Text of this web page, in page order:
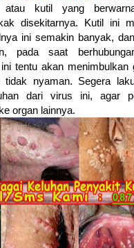
atau kutil yang
disekitarnya. Kutil ini
ini semakin banyak,
pada saat
tentu akan menimbulkan
tidak nyaman. Segera
dari virus ini, agar
organ lainnya.